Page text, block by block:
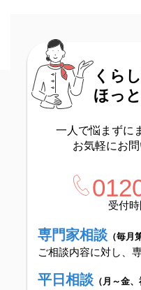
くら
ほっ
一人で悩まずに
お気軽にお問
受付
専門家相談 （毎月
ご相談内容に対し、
平日相談 （月～金